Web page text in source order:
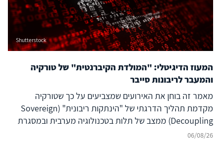
Shutterstock
המעוז הדיגיטלי: "המולדת הקיברנטית" של טורקיה
והמעבר לריבונות סייבר
מאמר זה בוחן את האירועים שמצביעים על כך שטורקיה
מקדמת תהליך הדרגתי של "הינתקות ריבונית" (Sovereign
Decoupling) ממצב של תלות בטכנולוגיה מערבית ובמסגרת
ברית נאט"ו לעבר בניית יכולת סייבר עצמאית ולמעצמת סייבר
06/08/26